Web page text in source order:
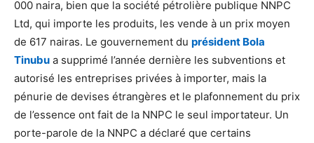
000 naira, bien que la société pétrolière publique NNPC
Ltd, qui importe les produits, les vende à un prix moyen
de 617 nairas. Le gouvernement du président Bola
Tinubu a supprimé l’année dernière les subventions et
autorisé les entreprises privées à importer, mais la
pénurie de devises étrangères et le plafonnement du prix
de l’essence ont fait de la NNPC le seul importateur. Un
porte-parole de la NNPC a déclaré que certains